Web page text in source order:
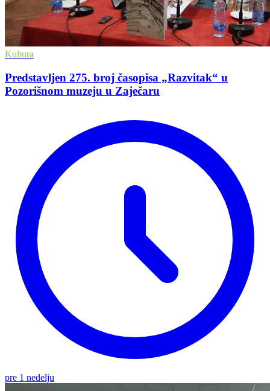
Kultura
Predstavljen 275. broj časopisa „Razvitak“ u
Pozorišnom muzeju u Zaječaru
pre 1 nedelju